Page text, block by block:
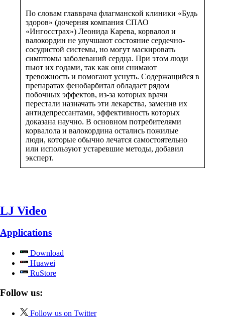
По словам главврача флагманской клиники «Будь
здоров» (дочерняя компания СПАО
«Ингосстрах») Леонида Карева, корвалол и
валокордин не улучшают состояние сердечно-
сосудистой системы, но могут маскировать
симптомы заболеваний сердца. При этом люди
пьют их годами, так как они снимают
тревожность и помогают уснуть. Содержащийся в
препаратах фенобарбитал обладает рядом
побочных эффектов, из-за которых врачи
перестали назначать эти лекарства, заменив их
антидепрессантами, эффективность которых
доказана научно. В основном потребителями
корвалола и валокордина остались пожилые
люди, которые обычно лечатся самостоятельно
или используют устаревшие методы, добавил
эксперт.
LJ Video
Applications
Download
Huawei
RuStore
Follow us:
Follow us on Twitter